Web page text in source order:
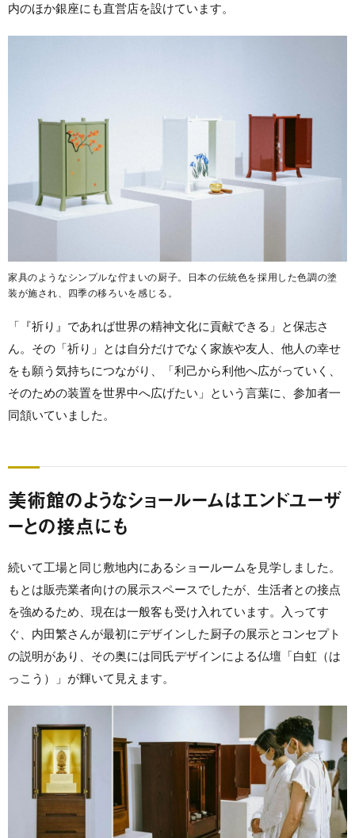
内のほか銀座にも直営店を設けています。
家具のようなシンプルな佇まいの厨子。日本の伝統色を採用した色調の塗
装が施され、四季の移ろいを感じる。
「『祈り』であれば世界の精神文化に貢献できる」と保志さ
ん。その「祈り」とは自分だけでなく家族や友人、他人の幸せ
をも願う気持ちにつながり、「利己から利他へ広がっていく、
そのための装置を世界中へ広げたい」という言葉に、参加者一
同頷いていました。
美術館のようなショールームはエンドユーザ
ーとの接点にも
続いて工場と同じ敷地内にあるショールームを見学しました。
もとは販売業者向けの展示スペースでしたが、生活者との接点
を強めるため、現在は一般客も受け入れています。入ってす
ぐ、内田繁さんが最初にデザインした厨子の展示とコンセプト
の説明があり、その奥には同氏デザインによる仏壇「白虹（は
っこう）」が輝いて見えます。